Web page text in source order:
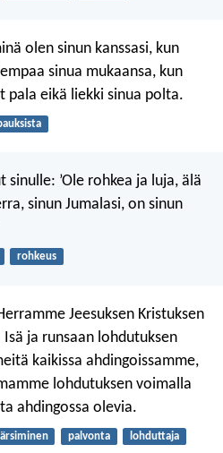
olen sinun kanssasi, kun
sinua mukaansa, kun
pala eikä liekki sinua polta.
’Ole rohkea ja luja, älä
sinun Jumalasi, on sinun
rohkeus
Jeesuksen Kristuksen
ja runsaan lohdutuksen
kaikissa ahdingoissamme,
lohdutuksen voimalla
ahdingossa olevia.
palvonta lohduttaja